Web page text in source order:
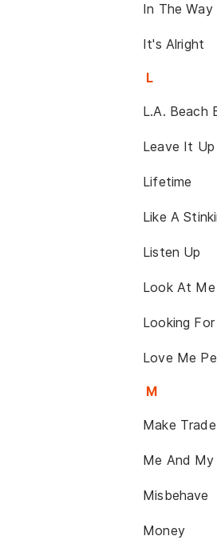
In The Way
It's Alright
L
L.A. Beach
Leave It
Lifetime
Like A
Listen Up
Look At Me
Looking
Love Me
M
Make
Me And
Misbehave
Money